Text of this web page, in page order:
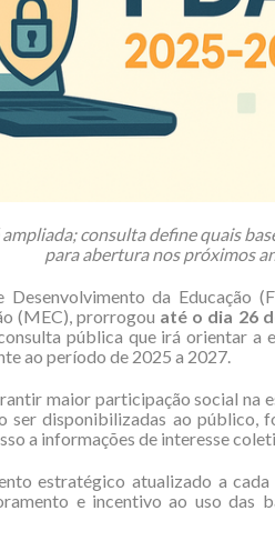
consulta define quais
para abertura nos próximos
da Educação
(MEC), prorrogou até o dia 26
pública que irá orientar a
ao período de 2025 a 2027.
maior participação social na
ser disponibilizadas ao público,
a informações de interesse
estratégico atualizado a
e incentivo ao uso das